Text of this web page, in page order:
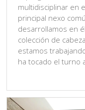
multidisciplinar en
principal nexo
desarrollamos en
colección de
estamos
ha tocado el turno